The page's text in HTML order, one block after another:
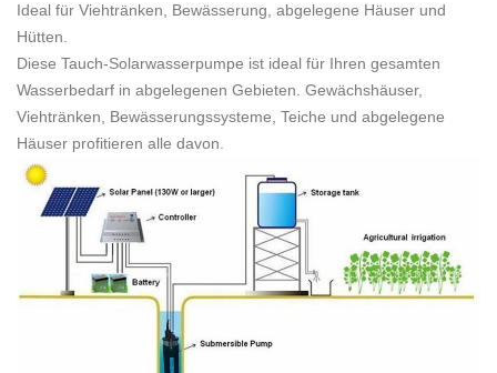
Ideal für Viehtränken, Bewässerung, abgelegene Häuser und
Hütten.
Diese Tauch-Solarwasserpumpe ist ideal für Ihren gesamten
Wasserbedarf in abgelegenen Gebieten. Gewächshäuser,
Viehtränken, Bewässerungssysteme, Teiche und abgelegene
Häuser profitieren alle davon.